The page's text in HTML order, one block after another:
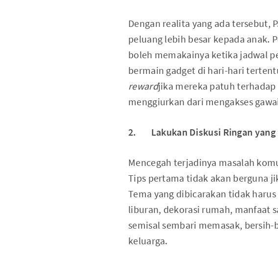
Dengan realita yang ada tersebut,
peluang lebih besar kepada anak.
boleh memakainya ketika jadwal
bermain gadget di hari-hari
rewardjika mereka patuh
menggiurkan dari mengakses
2. Lakukan Diskusi Ringan yang
Mencegah terjadinya masalah
Tips pertama tidak akan berguna
Tema yang dibicarakan tidak
liburan, dekorasi rumah, manfaat
semisal sembari memasak,
keluarga.